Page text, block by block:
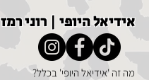
אידיאל היופי | רוני רמז
מה זה 'אידיאל היופי' בכלל?